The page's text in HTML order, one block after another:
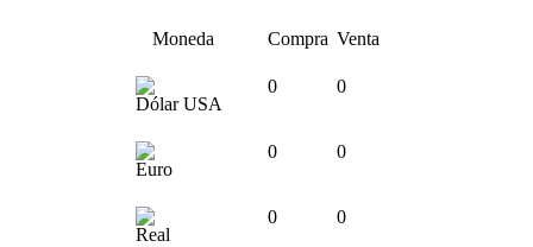
Moneda Compra Venta
Dólar USA
0 0
Euro
0 0
Real
0 0